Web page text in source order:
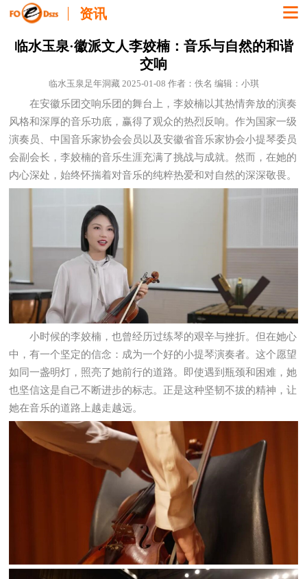
资讯
临水玉泉·徽派文人李姣楠：音乐与自然的和谐
交响
临水玉泉足年洞藏 2025-01-08 作者：佚名 编辑：小琪
在安徽乐团交响乐团的舞台上，李姣楠以其热情奔放的演奏
风格和深厚的音乐功底，赢得了观众的热烈反响。作为国家一级
演奏员、中国音乐家协会会员以及安徽省音乐家协会小提琴委员
会副会长，李姣楠的音乐生涯充满了挑战与成就。然而，在她的
内心深处，始终怀揣着对音乐的纯粹热爱和对自然的深深敬畏。
小时候的李姣楠，也曾经历过练琴的艰辛与挫折。但在她心
中，有一个坚定的信念：成为一个好的小提琴演奏者。这个愿望
如同一盏明灯，照亮了她前行的道路。即使遇到瓶颈和困难，她
也坚信这是自己不断进步的标志。正是这种坚韧不拔的精神，让
她在音乐的道路上越走越远。